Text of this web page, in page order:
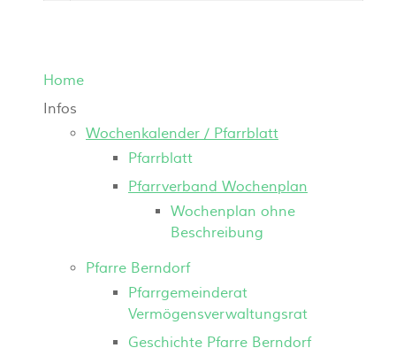
Home
Infos
Wochenkalender / Pfarrblatt
Pfarrblatt
Pfarrverband Wochenplan
Wochenplan ohne
Beschreibung
Pfarre Berndorf
Pfarrgemeinderat
Vermögensverwaltungsrat
Geschichte Pfarre Berndorf